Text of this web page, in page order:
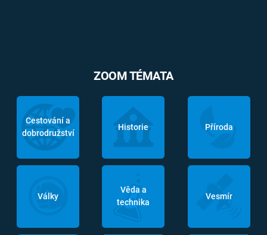
ZOOM TÉMATA
Cestování a
dobrodružství
Historie Příroda
Války
Věda a
technika
Vesmír